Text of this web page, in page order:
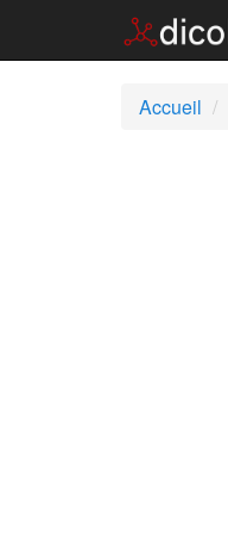
Accueil